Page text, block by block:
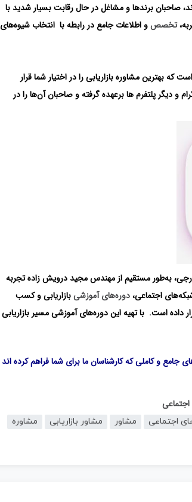
صاحبان برندها و مشاغل در حال رقابت بسیار شدید با
تخصصو اطلاعات جامع در رابطه با انتخاب شیوه‌های
است که بهترین مشاوره بازاریابی را در اختیار شما قرار
و دیگر پلتفرم ها برعهده گرفته و صاحبان آن‌ها را در
به‌طور مستقیم از مهندس مجید درویش زاده تجربه
اجتماعی،دوره‌های آموزشیبازاریابی و کسب
داده است. با تهیه این دوره‌های آموزشی مسیر بازاریابی
جامع و کاملی که کارشناسان ما برای شما فراهم کرده اند
اجتماعی مشاور مشاور بازاریابی
مشاوره